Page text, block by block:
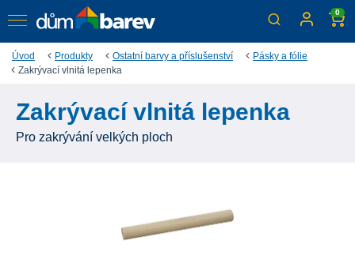
0
Úvod Produkty Ostatní barvy a příslušenství
Pásky a fólie
Zakrývací vlnitá lepenka
Zakrývací vlnitá lepenka
Pro zakrývání velkých ploch